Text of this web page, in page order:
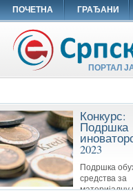
ПОЧЕТНА ГРАЂАНИ
ПОРТАЛ
Конкурс:
Подршка
2023
Подршка
средства за
материјалну